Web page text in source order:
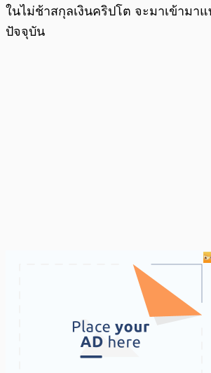
ในไม่ช้าสกุลเงินคริปโต จะมาเข้ามา
ปัจจุบัน